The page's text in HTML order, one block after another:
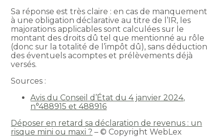
Sa réponse est très claire : en cas de manquement
à une obligation déclarative au titre de l’IR, les
majorations applicables sont calculées sur le
montant des droits dû tel que mentionné au rôle
(donc sur la totalité de l’impôt dû), sans déduction
des éventuels acomptes et prélèvements déjà
versés.
Sources :
Avis du Conseil d’État du 4 janvier 2024,
n°488915 et 488916
Déposer en retard sa déclaration de revenus : un
risque mini ou maxi ? – © Copyright WebLex